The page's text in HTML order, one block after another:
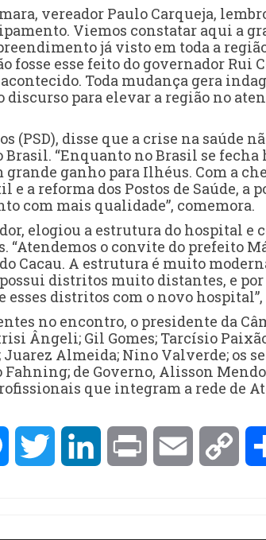
vereador Paulo Carqueja,
Viemos constatar aqui a
já visto em toda a
fosse esse feito do governador Rui
Toda mudança gera
para elevar a região no
(PSD), disse que a crise na saúde
“Enquanto no Brasil se fecha
ganho para Ilhéus. Com a
a reforma dos Postos de Saúde, a
com mais qualidade”, comemora.
elogiou a estrutura do hospital e
“Atendemos o convite do prefeito
Cacau. A estrutura é muito
distritos muito distantes, e
esses distritos com o novo
no encontro, o presidente da
Ângeli; Gil Gomes; Tarcísio
Juarez Almeida; Nino Valverde; os
de Governo, Alisson
que integram a rede de
MessengerTwitter LinkedInPrint Email